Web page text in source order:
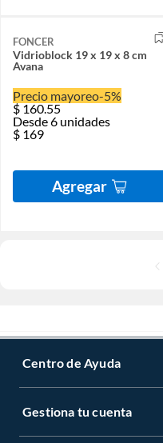
FONCER
Vidrioblock 19 x 19 x 8 cm
Avana
Precio mayoreo-5%
$160.55
Desde 6 unidades
$ 169
Agregar
Centro de Ayuda
Gestiona tu cuenta